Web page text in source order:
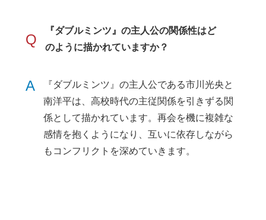
Q
『ダブルミンツ』の主人公の関係性はど
のように描かれていますか？
A
『ダブルミンツ』の主人公である市川光央と
南洋平は、高校時代の主従関係を引きずる関
係として描かれています。再会を機に複雑な
感情を抱くようになり、互いに依存しながら
もコンフリクトを深めていきます。